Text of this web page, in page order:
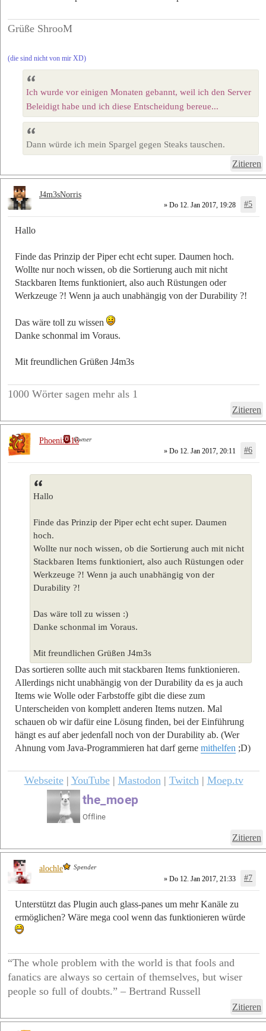
Grüße ShrooM
(die sind nicht von mir XD)
Ich wurde vor einigen Monaten gebannt, weil ich den Server
Beleidigt habe und ich diese Entscheidung bereue...
Dann würde ich mein Spargel gegen Steaks tauschen.
Zitieren
» Do 12. Jan 2017, 19:28 #5
Hallo
Finde das Prinzip der Piper echt echt super. Daumen hoch.
Wollte nur noch wissen, ob die Sortierung auch mit nicht
Stackbaren Items funktioniert, also auch Rüstungen oder
Werkzeuge ?! Wenn ja auch unabhängig von der Durability ?!
Das wäre toll zu wissen
Danke schonmal im Voraus.
Mit freundlichen Grüßen J4m3s
1000 Wörter sagen mehr als 1
Zitieren
J4m3sNorris
» Do 12. Jan 2017, 20:11 #6
Hallo
Finde das Prinzip der Piper echt echt super. Daumen
hoch.
Wollte nur noch wissen, ob die Sortierung auch mit nicht
Stackbaren Items funktioniert, also auch Rüstungen oder
Werkzeuge ?! Wenn ja auch unabhängig von der
Durability ?!
Das wäre toll zu wissen :)
Danke schonmal im Voraus.
Mit freundlichen Grüßen J4m3s
Das sortieren sollte auch mit stackbaren Items funktionieren.
Allerdings nicht unabhängig von der Durability da es ja auch
Items wie Wolle oder Farbstoffe gibt die diese zum
Unterscheiden von komplett anderen Items nutzen. Mal
schauen ob wir dafür eine Lösung finden, bei der Einführung
hängt es auf aber jedenfall noch von der Durability ab. (Wer
Ahnung vom Java-Programmieren hat darf gerne mithelfen ;D)
Webseite| YouTube| Mastodon | Twitch | Moep.tv
Zitieren
Phoenix616Owner
» Do 12. Jan 2017, 21:33 #7
Unterstützt das Plugin auch glass-panes um mehr Kanäle zu
ermöglichen? Wäre mega cool wenn das funktionieren würde
“The whole problem with the world is that fools and
fanatics are always so certain of themselves, but wiser
people so full of doubts.” – Bertrand Russell
Zitieren
alochle Spender